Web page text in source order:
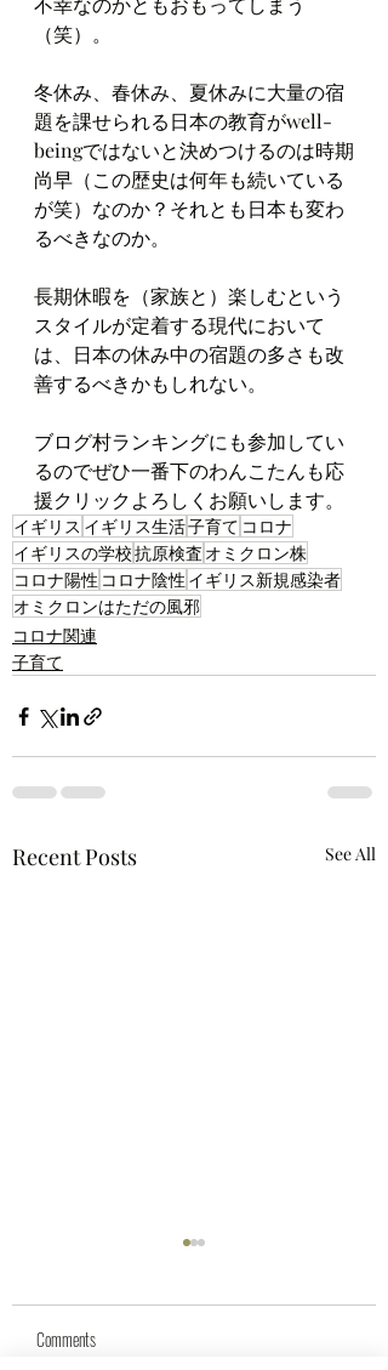
（笑）。
冬休み、春休み、夏休みに大量の宿
題を課せられる日本の教育がwell-
beingではないと決めつけるのは時期
尚早（この歴史は何年も続いている
が笑）なのか？それとも日本も変わ
るべきなのか。
長期休暇を（家族と）楽しむという
スタイルが定着する現代において
は、日本の休み中の宿題の多さも改
善するべきかもしれない。
ブログ村ランキングにも参加してい
るのでぜひ一番下のわんこたんも応
援クリックよろしくお願いします。
イギリス イギリス生活子育て コロナ
イギリスの学校抗原検査 オミクロン株
コロナ陽性 コロナ陰性 イギリス新規感染者
オミクロンはただの風邪
コロナ関連
子育て
Recent Posts See All
Comments